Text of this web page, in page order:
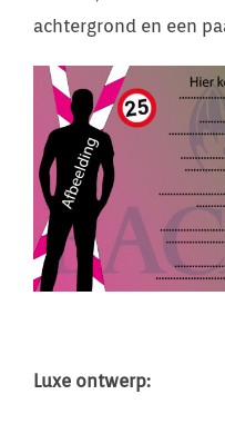
achtergrond en een
Luxe ontwerp: